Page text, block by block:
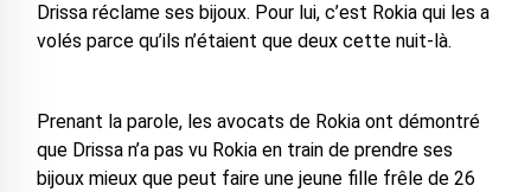
Drissa réclame ses bijoux. Pour lui, c’est Rokia qui les a
volés parce qu’ils n’étaient que deux cette nuit-là.
Prenant la parole, les avocats de Rokia ont démontré
que Drissa n’a pas vu Rokia en train de prendre ses
bijoux mieux que peut faire une jeune fille frêle de 26